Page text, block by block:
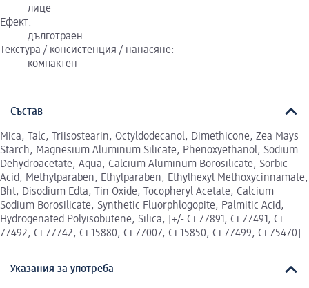
лице
Ефект:
дълготраен
Текстура / консистенция / нанасяне:
компактен
Състав
Mica, Talc, Triisostearin, Octyldodecanol, Dimethicone, Zea Mays
Starch, Magnesium Aluminum Silicate, Phenoxyethanol, Sodium
Dehydroacetate, Aqua, Calcium Aluminum Borosilicate, Sorbic
Acid, Methylparaben, Ethylparaben, Ethylhexyl Methoxycinnamate,
Bht, Disodium Edta, Tin Oxide, Tocopheryl Acetate, Calcium
Sodium Borosilicate, Synthetic Fluorphlogopite, Palmitic Acid,
Hydrogenated Polyisobutene, Silica, [+/- Ci 77891, Ci 77491, Ci
77492, Ci 77742, Ci 15880, Ci 77007, Ci 15850, Ci 77499, Ci 75470]
Указания за употреба